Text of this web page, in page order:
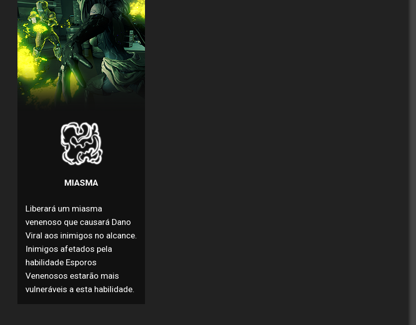
MIASMA
Liberará um miasma
venenoso que causará Dano
Viral aos inimigos no alcance.
Inimigos afetados pela
habilidade Esporos
Venenosos estarão mais
vulneráveis a esta habilidade.